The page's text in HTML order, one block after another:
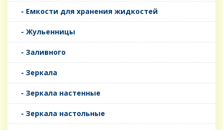
- Емкости для хранения жидкостей
- Жульенницы
- Заливного
- Зеркала
- Зеркала настенные
- Зеркала настольные